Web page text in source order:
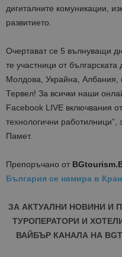
дигиталните комуникации,
развитието.
Очертават се 5 вълнуващи
те участници от
Молдова, Украйна, Албания,
Тервел! За всички наши
Facebook LIVE включвания
технологични
Памет.
Препоръчано от
България се намира в
ЗА АКТУАЛНИ НОВИНИ И
ТУРОПЕРАТОРИ И
ВАЙБЪР КАНАЛА НА